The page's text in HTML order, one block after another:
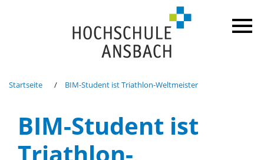
Startseite BIM-Student ist Triathlon-Weltmeister
BIM-Student ist